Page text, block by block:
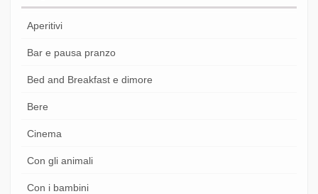
Aperitivi
Bar e pausa pranzo
Bed and Breakfast e dimore
Bere
Cinema
Con gli animali
Con i bambini